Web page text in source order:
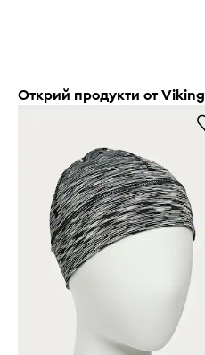
Открий продукти от Viking